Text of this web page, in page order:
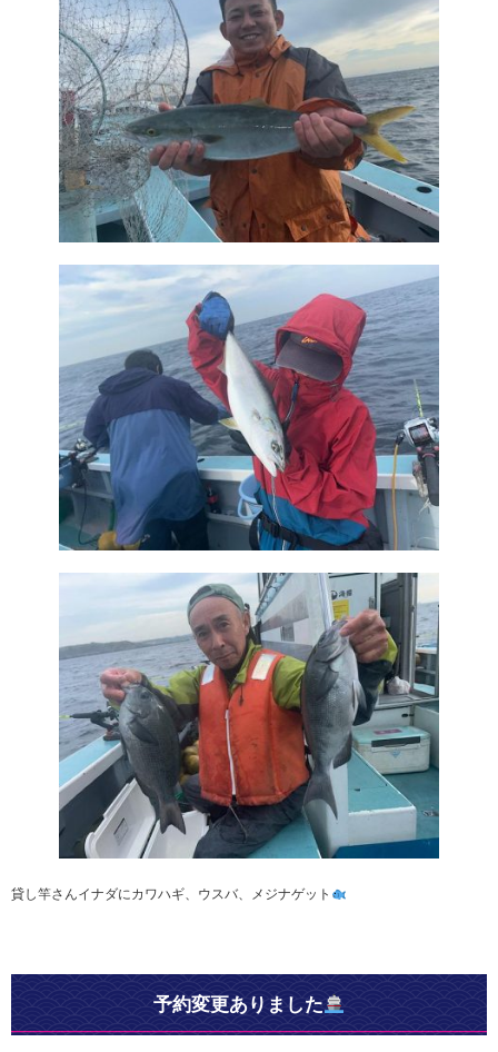
貸し竿さんイナダにカワハギ、ウスバ、メジナゲット
予約変更ありました